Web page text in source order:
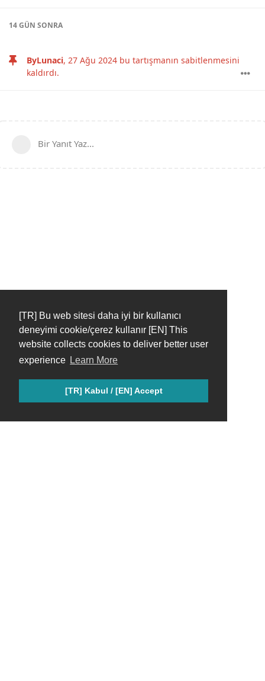
[TR] Bu web sitesi daha iyi bir kullanıcı
deneyimi cookie/çerez kullanır [EN] This
website collects cookies to deliver better user
experience Learn More
[TR] Kabul / [EN] Accept
14 GÜN SONRA
ByLunaci, 27 Ağu 2024 bu tartışmanın sabitlenmesini
kaldırdı.
Bir Yanıt Yaz...